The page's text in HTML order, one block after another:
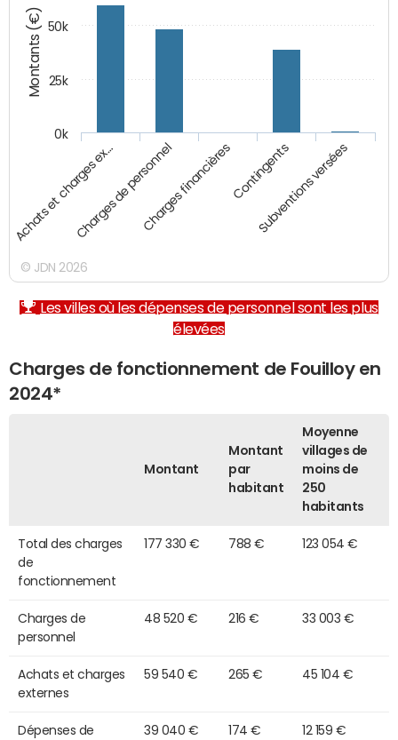
Montants (€)
Achats et charges ex…Charges de personnelCharges financièresContingents
Subventions versées
0k
50k
25k
© JDN 2026
Les villes où les dépenses de personnel sont les plus
élevées
Charges de fonctionnement de Fouilloy en
2024*
Montant
Montant
par
habitant
Moyenne
villages de
moins de
250
habitants
Total des charges
de
fonctionnement
177 330 € 788 € 123 054 €
Charges de
personnel
48 520 € 216 € 33 003 €
Achats et charges
externes
59 540 € 265 € 45 104 €
Dépenses de 39 040 € 174 € 12 159 €